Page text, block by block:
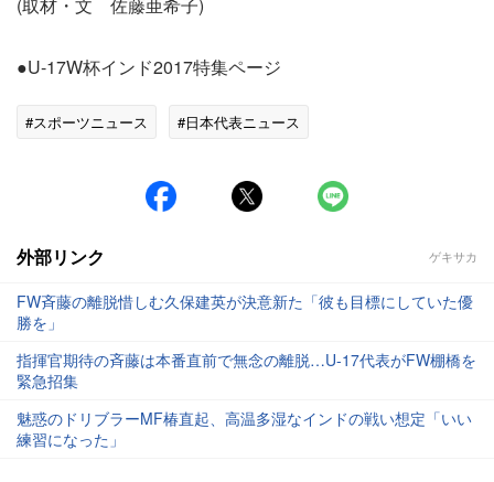
●U-17W杯インド2017特集ページ
#スポーツニュース #日本代表ニュース
外部リンク ゲキサカ
FW斉藤の離脱惜しむ久保建英が決意新た「彼も目標にしていた優
勝を」
指揮官期待の斉藤は本番直前で無念の離脱…U-17代表がFW棚橋を
緊急招集
魅惑のドリブラーMF椿直起、高温多湿なインドの戦い想定「いい
練習になった」